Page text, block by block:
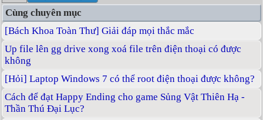
Cùng chuyên mục
[Bách Khoa Toàn Thư] Giải đáp mọi thắc mắc
Up file lên gg drive xong xoá file trên điện thoại có được
không
[Hỏi] Laptop Windows 7 có thể root điện thoại được không?
Cách để đạt Happy Ending cho game Sủng Vật Thiên Hạ -
Thần Thú Đại Lục?